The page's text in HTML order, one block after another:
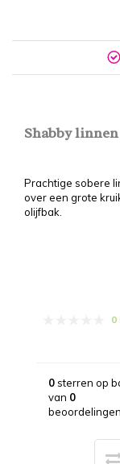
Shabby
Prachtige sobere
over een grote
olijfbak.
0
0sterren op
van 0
beoordelingen